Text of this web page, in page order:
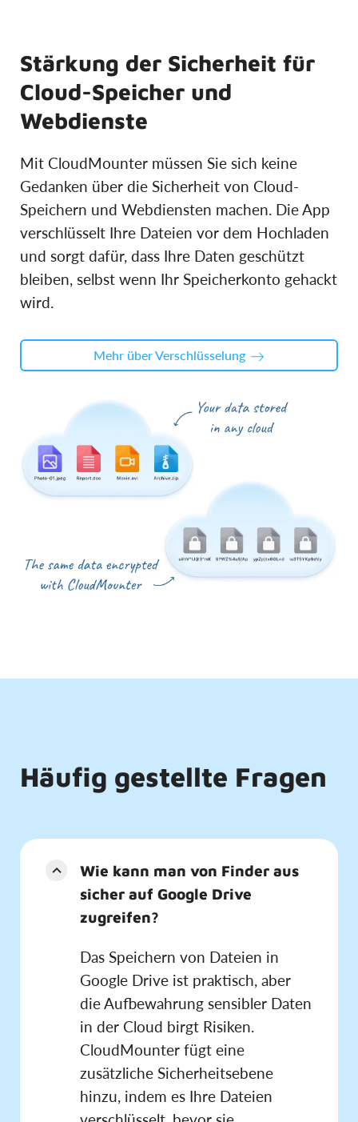
Stärkung der Sicherheit für
Cloud-Speicher und
Webdienste
Mit CloudMounter müssen Sie sich keine
Gedanken über die Sicherheit von Cloud-
Speichern und Webdiensten machen. Die App
verschlüsselt Ihre Dateien vor dem Hochladen
und sorgt dafür, dass Ihre Daten geschützt
bleiben, selbst wenn Ihr Speicherkonto gehackt
wird.
Mehr über Verschlüsselung
Häufig gestellte Fragen
Wie kann man von Finder aus
sicher auf Google Drive
zugreifen?
Das Speichern von Dateien in
Google Drive ist praktisch, aber
die Aufbewahrung sensibler Daten
in der Cloud birgt Risiken.
CloudMounter fügt eine
zusätzliche Sicherheitsebene
hinzu, indem es Ihre Dateien